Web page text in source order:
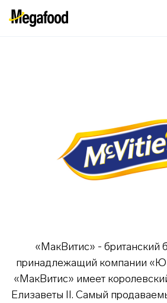
«МакВитис» - британский
принадлежащий компании
«МакВитис» имеет
Елизаветы II. Самый